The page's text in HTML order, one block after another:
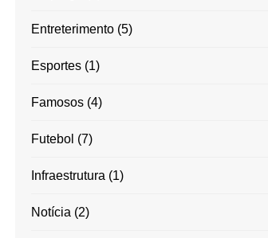
Entreterimento (5)
Esportes (1)
Famosos (4)
Futebol (7)
Infraestrutura (1)
Notícia (2)